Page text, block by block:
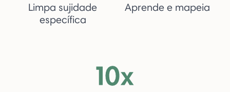
Limpa sujidade
específica
Aprende e mapeia